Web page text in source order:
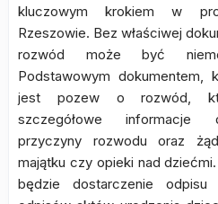
kluczowym krokiem w
Rzeszowie. Bez właściwej
rozwód może być
Podstawowym dokumentem,
jest pozew o rozwód,
szczegółowe informacje
przyczyny rozwodu oraz
majątku czy opieki nad
będzie dostarczenie odpisu